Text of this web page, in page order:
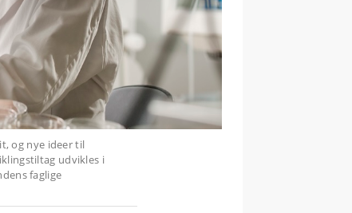
og nye ideer til
udvikles i
faglige